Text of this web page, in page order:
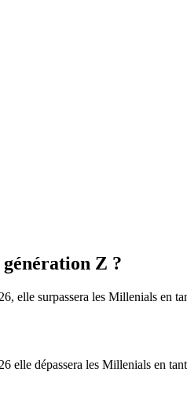
Z ?
elle surpassera les Millenials en
elle dépassera les Millenials en